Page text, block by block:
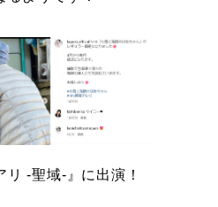
-聖域-』に出演！